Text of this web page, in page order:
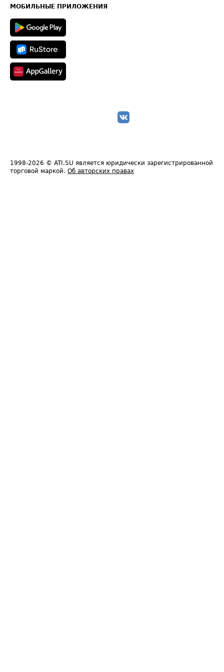
Техническая информация
МОБИЛЬНЫЕ ПРИЛОЖЕНИЯ
1998-2026 © ATI.SU является юридически зарегистрированной
торговой маркой. Об авторских правах